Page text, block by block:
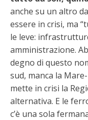
anche su un altro
essere in crisi, ma
le leve:
amministrazione.
degno di questo
sud, manca la
mette in crisi la
alternativa. E le
c’è una sola